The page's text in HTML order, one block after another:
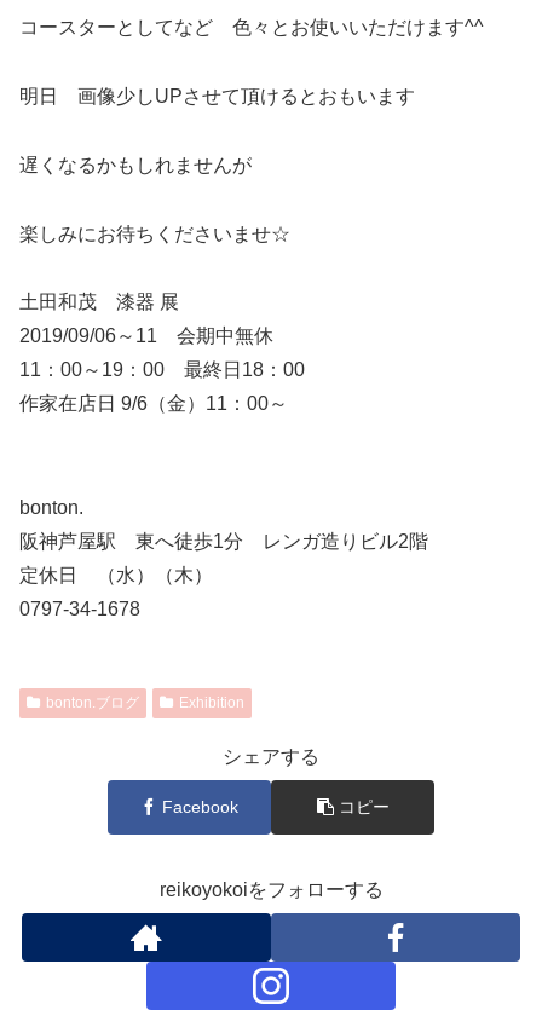
コースターとしてなど 色々とお使いいただけます^^
明日 画像少しUPさせて頂けるとおもいます
遅くなるかもしれませんが
楽しみにお待ちくださいませ☆
土田和茂 漆器 展
2019/09/06～11 会期中無休
11：00～19：00 最終日18：00
作家在店日 9/6（金）11：00～
bonton.
阪神芦屋駅 東へ徒歩1分 レンガ造りビル2階
定休日 （水）（木）
0797-34-1678
bonton.ブログ Exhibition
シェアする
Facebook コピー
reikoyokoiをフォローする